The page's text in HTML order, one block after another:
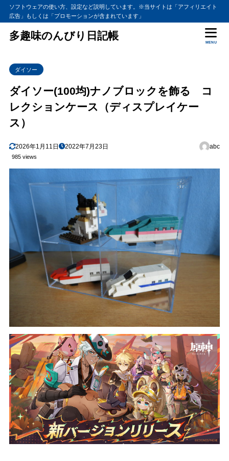
ソフトウェアの使い方、設定など説明しています。※当サイトは「アフィリエイト
広告」もしくは「プロモーションが含まれています」
多趣味のんびり日記帳
MENU
ダイソー
ダイソー(100均)ナノブロックを飾る コ
レクションケース（ディスプレイケー
ス）
2026年1月11日 2022年7月23日 abc
985 views